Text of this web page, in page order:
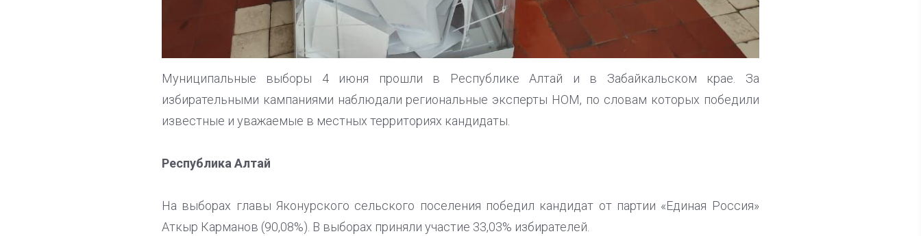
Муниципальные выборы 4 июня прошли в Республике Алтай и в Забайкальском крае. За
избирательными кампаниями наблюдали региональные эксперты НОМ, по словам которых победили
известные и уважаемые в местных территориях кандидаты.
Республика Алтай
На выборах главы Яконурского сельского поселения победил кандидат от партии «Единая Россия»
Аткыр Карманов (90,08%). В выборах приняли участие 33,03% избирателей.